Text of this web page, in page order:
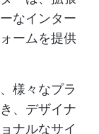
なインター
ームを提供
様々なプラ
、デザイナ
ナルなサイ